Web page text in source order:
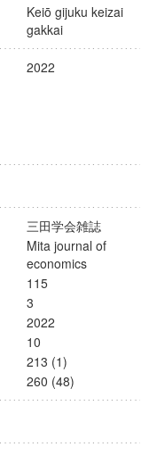
Keiō gijuku keizai
gakkai
2022
三田学会雑誌
Mita journal of
economics
115
3
2022
10
213 (1)
260 (48)